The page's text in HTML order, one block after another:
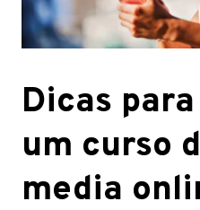
Dicas
um curso
media